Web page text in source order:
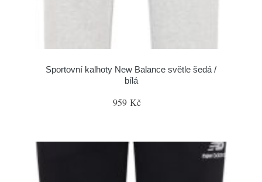
Sportovní kalhoty New Balance světle šedá /
bílá
959 Kč